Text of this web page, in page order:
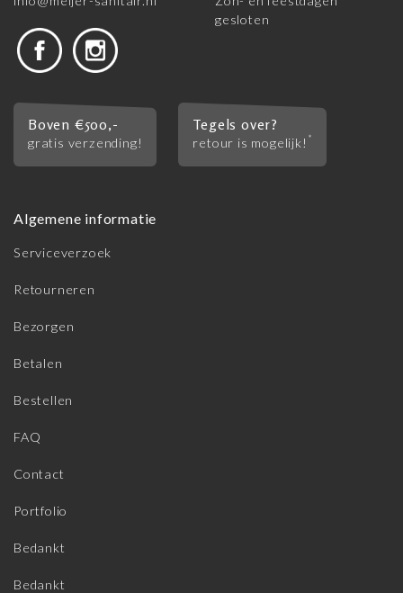
gesloten
Boven €500,-
gratis verzending!
Tegels over?
retour is mogelijk! *
Algemene informatie
Serviceverzoek
Retourneren
Bezorgen
Betalen
Bestellen
FAQ
Contact
Portfolio
Bedankt
Bedankt